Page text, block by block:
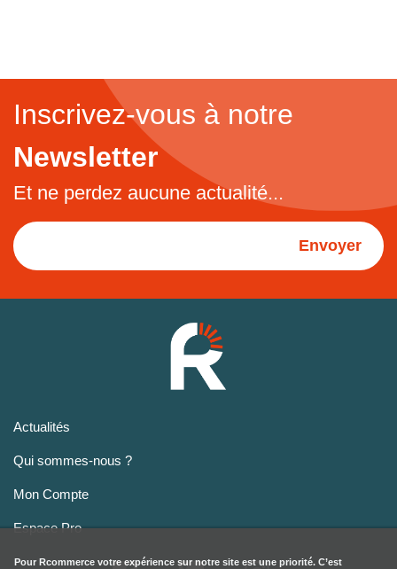
Inscrivez-vous à notre
Newsletter
Et ne perdez aucune actualité...
Envoyer
Actualités
Qui sommes-nous ?
Mon Compte
Espace Pro
Pour Rcommerce votre expérience sur notre site est une priorité. C’est